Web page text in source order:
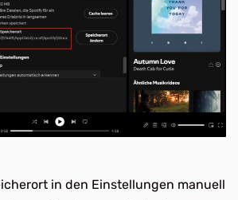
in den Einstellungen manuell